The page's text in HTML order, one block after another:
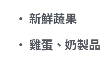
• 新鮮蔬果
• 雞蛋、奶製品